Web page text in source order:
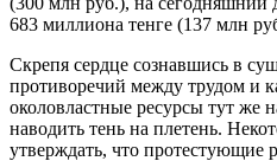
683 миллиона тенге (137 млн
Скрепя сердце сознавшись в
противоречий между трудом и
околовластные ресурсы тут же
наводить тень на плетень.
утверждать, что протестующие